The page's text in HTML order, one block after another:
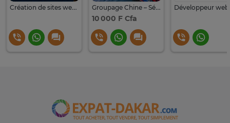
Création de sites web et applications mobiles sur mesure Groupage Chine – Sénégal : Transport fiable et pas cher
10 000 F Cfa